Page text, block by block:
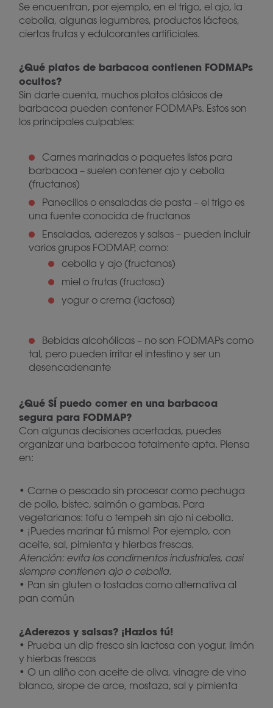
Se encuentran, por ejemplo, en el trigo, el ajo, la
cebolla, algunas legumbres, productos lácteos,
ciertas frutas y edulcorantes artificiales.
¿Qué platos de barbacoa contienen FODMAPs
ocultos?
Sin darte cuenta, muchos platos clásicos de
barbacoa pueden contener FODMAPs. Estos son
los principales culpables:
Carnes marinadas o paquetes listos para
barbacoa – suelen contener ajo y cebolla
(fructanos)
Panecillos o ensaladas de pasta – el trigo es
una fuente conocida de fructanos
Ensaladas, aderezos y salsas – pueden incluir
varios grupos FODMAP, como:
cebolla y ajo (fructanos)
miel o frutas (fructosa)
yogur o crema (lactosa)
Bebidas alcohólicas – no son FODMAPs como
tal, pero pueden irritar el intestino y ser un
desencadenante
¿Qué SÍ puedo comer en una barbacoa
segura para FODMAP?
Con algunas decisiones acertadas, puedes
organizar una barbacoa totalmente apta. Piensa
en:
• Carne o pescado sin procesar como pechuga
de pollo, bistec, salmón o gambas. Para
vegetarianos: tofu o tempeh sin ajo ni cebolla.
• ¡Puedes marinar tú mismo! Por ejemplo, con
aceite, sal, pimienta y hierbas frescas.
Atención: evita los condimentos industriales, casi
siempre contienen ajo o cebolla.
• Pan sin gluten o tostadas como alternativa al
pan común
¿Aderezos y salsas? ¡Hazlos tú!
• Prueba un dip fresco sin lactosa con yogur, limón
y hierbas frescas
• O un aliño con aceite de oliva, vinagre de vino
blanco, sirope de arce, mostaza, sal y pimienta